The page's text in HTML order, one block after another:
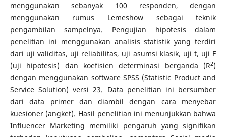
menggunakan sebanyak 100 responden, dengan
menggunakan rumus Lemeshow sebagai teknik
pengambilan sampelnya. Pengujian hipotesis dalam
penelitian ini menggunakan analisis statistik yang terdiri
dari uji validitas, uji reliabilitas, uji asumsi klasik, uji t, uji F
(uji hipotesis) dan koefisien determinasi berganda (R2)
dengan menggunakan software SPSS (Statistic Product and
Service Solution) versi 23. Data penelitian ini bersumber
dari data primer dan diambil dengan cara menyebar
kuesioner (angket). Hasil penelitian ini menunjukkan bahwa
Influencer Marketing memiliki pengaruh yang signifikan